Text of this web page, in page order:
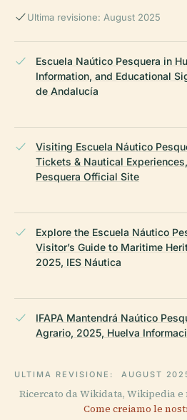
Ultima revisione: August 2025
Escuela Naútico Pesquera in
Information, and Educational
de Andalucía
Visiting Escuela Náutico
Tickets & Nautical
Pesquera Official Site
Explore the Escuela Náutico
Visitor’s Guide to Maritime
2025, IES Náutica
IFAPA Mantendrá Naútico
Agrario, 2025, Huelva
ULTIMA REVISIONE: AUGUST
Ricercato da Wikidata, Wikipedia e
Come creiamo le